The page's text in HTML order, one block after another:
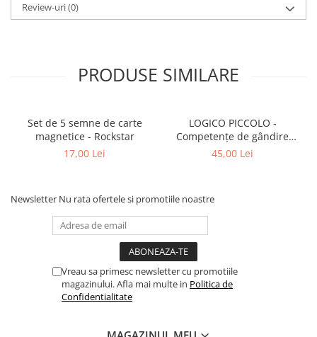
Review-uri(0)
PRODUSE SIMILARE
Set de 5 semne de carte
magnetice - Rockstar
17,00 Lei
LOGICO PICCOLO -
Competențe de gândire
logică. Clasificare
45,00 Lei
Newsletter Nu rata ofertele si promotiile noastre
Vreau sa primesc newsletter cu promotiile
magazinului. Afla mai multe in Politica de
Confidentialitate